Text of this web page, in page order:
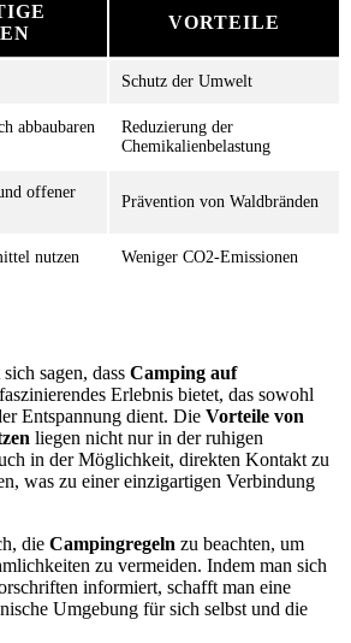
VORTEILE
Schutz der Umwelt
abbaubaren
Reduzierung der
Chemikalienbelastung
offener
Prävention von Waldbränden
nutzen Weniger CO2-Emissionen
sagen, dass Camping auf
Erlebnis bietet, das sowohl
Entspannung dient. Die Vorteile von
liegen nicht nur in der ruhigen
in der Möglichkeit, direkten Kontakt zu
was zu einer einzigartigen Verbindung
die Campingregeln zu beachten, um
zu vermeiden. Indem man sich
informiert, schafft man eine
Umgebung für sich selbst und die